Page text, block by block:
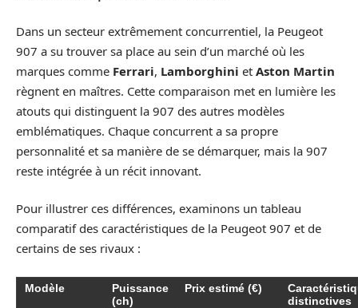
Dans un secteur extrêmement concurrentiel, la Peugeot
907 a su trouver sa place au sein d’un marché où les
marques comme Ferrari, Lamborghini et Aston Martin
règnent en maîtres. Cette comparaison met en lumière les
atouts qui distinguent la 907 des autres modèles
emblématiques. Chaque concurrent a sa propre
personnalité et sa manière de se démarquer, mais la 907
reste intégrée à un récit innovant.
Pour illustrer ces différences, examinons un tableau
comparatif des caractéristiques de la Peugeot 907 et de
certains de ses rivaux :
Modèle
Puissance
(ch)
Prix estimé (€)
distinctives